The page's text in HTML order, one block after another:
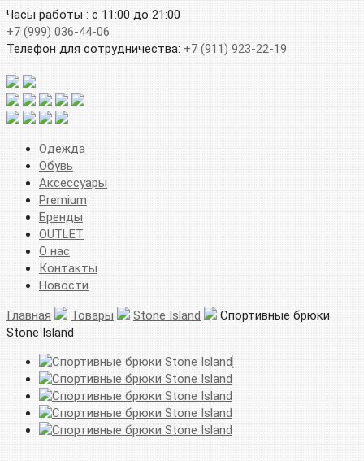
Часы работы : с 11:00 до 21:00
+7 (999) 036-44-06
Телефон для сотрудничества: +7 (911) 923-22-19
Одежда
Обувь
Аксессуары
Premium
Бренды
OUTLET
О нас
Контакты
Новости
Главная Товары Stone Island
Спортивные брюки
Stone Island